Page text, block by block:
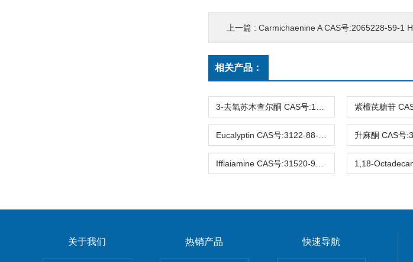
上一篇 : Carmichaenine A CAS号:2065228-59-1 HPLC98%
相关产品：
关于我们 热销产品 快速导航